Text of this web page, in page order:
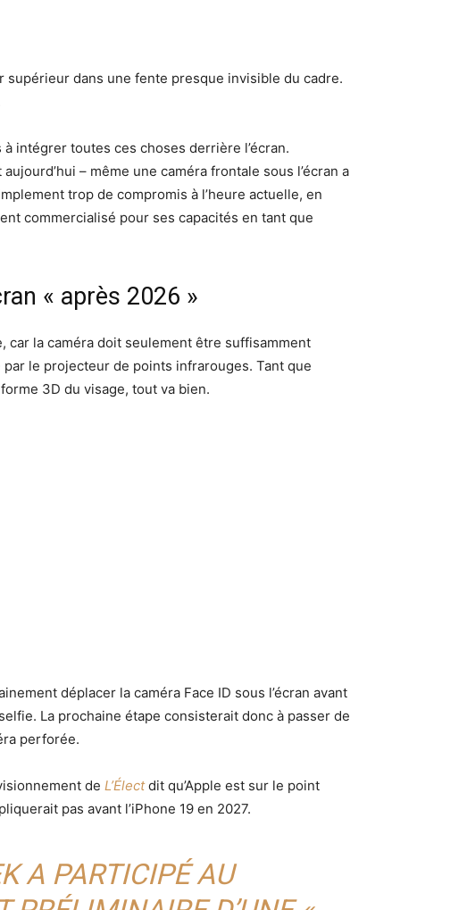
dans une fente presque invisible du cadre.
intégrer toutes ces choses derrière l’écran.
– même une caméra frontale sous l’écran a
trop de compromis à l’heure actuelle, en
commercialisé pour ses capacités en tant que
« après 2026 »
car la caméra doit seulement être suffisamment
le projecteur de points infrarouges. Tant que
3D du visage, tout va bien.
déplacer la caméra Face ID sous l’écran avant
La prochaine étape consisterait donc à passer de
perforée.
de L’Électdit qu’Apple est sur le point
pas avant l’iPhone 19 en 2027.
A PARTICIPÉ AU